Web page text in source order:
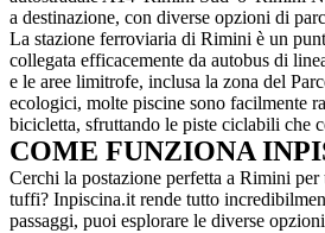
a destinazione, con diverse opzioni di
La stazione ferroviaria di Rimini è un
collegata efficacemente da autobus di
e le aree limitrofe, inclusa la zona del
ecologici, molte piscine sono facilmente
bicicletta, sfruttando le piste ciclabili che
COME FUNZIONA
Cerchi la postazione perfetta a Rimini per
tuffi? Inpiscina.it rende tutto
passaggi, puoi esplorare le diverse